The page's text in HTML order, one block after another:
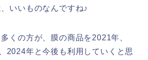
いいものなんですね♪
くの方が、膜の商品を2021年、
2024年と今後も利用していくと思